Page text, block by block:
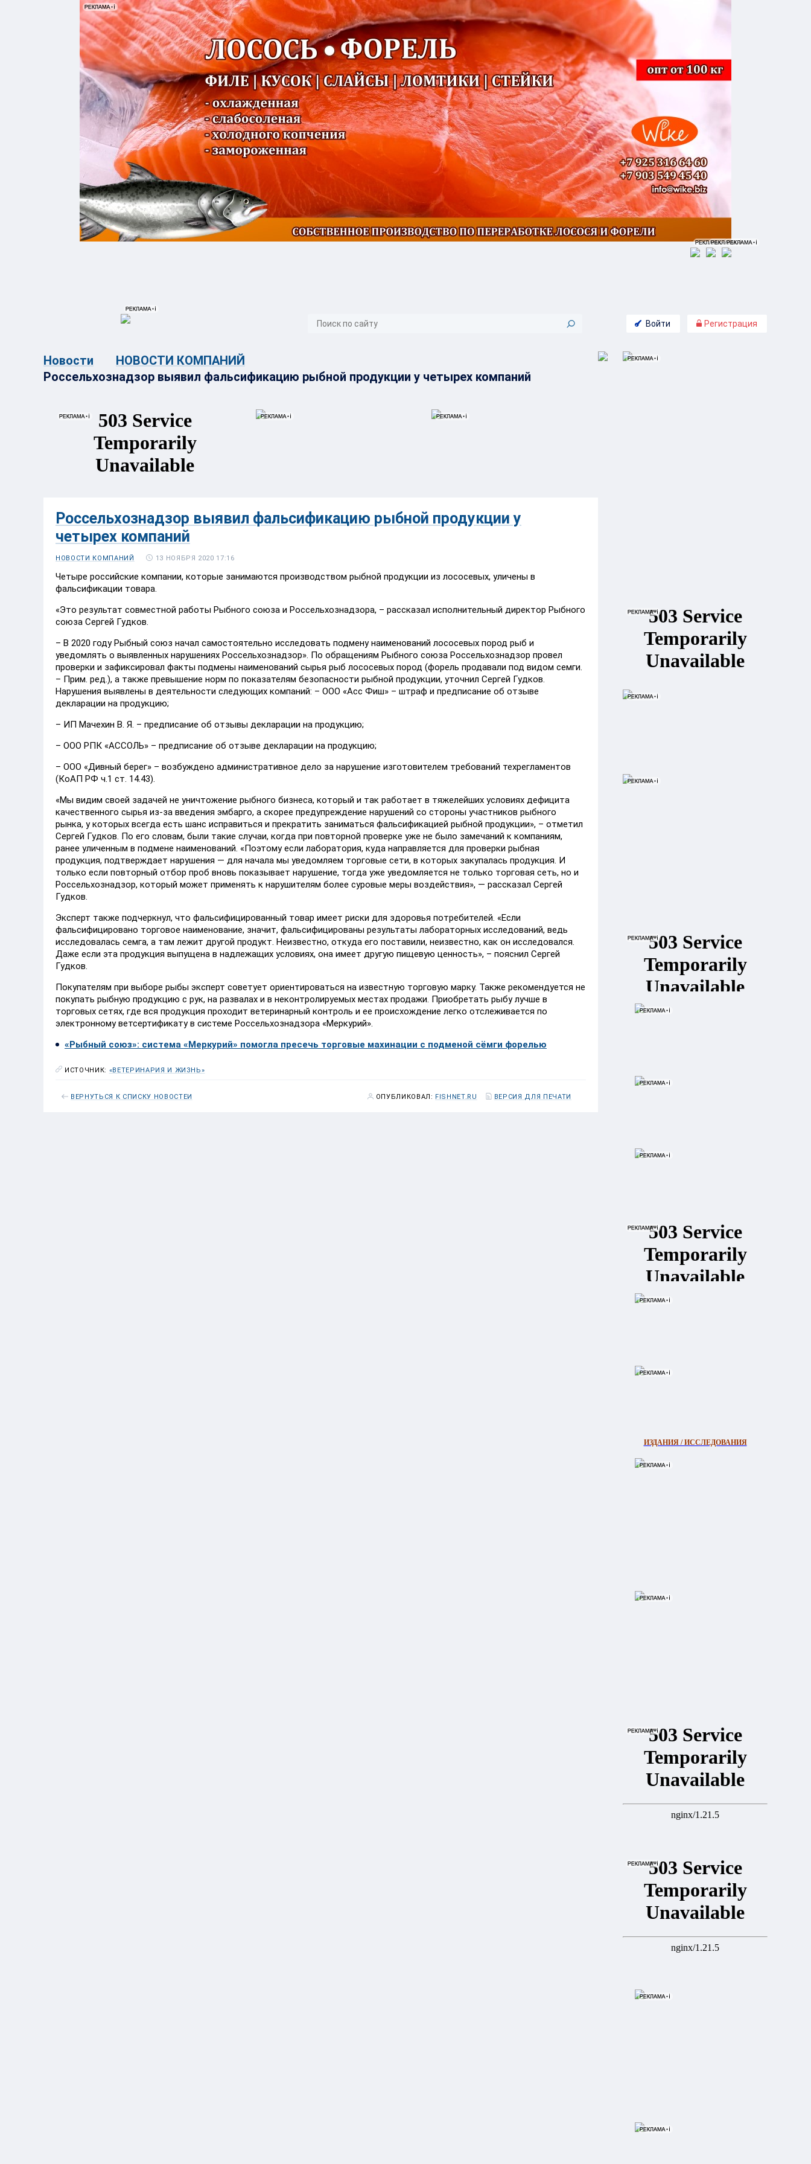
Войти Регистрация
Новости
НОВОСТИ КОМПАНИЙ
Россельхознадзор выявил фальсификацию рыбной продукции у четырех компаний
Россельхознадзор выявил фальсификацию рыбной продукции у
четырех компаний
НОВОСТИ КОМПАНИЙ 13 НОЯБРЯ 2020 17:16
Четыре российские компании, которые занимаются производством рыбной продукции из лососевых, уличены в
фальсификации товара.
«Это результат совместной работы Рыбного союза и Россельхознадзора, – рассказал исполнительный директор Рыбного
союза Сергей Гудков.
– В 2020 году Рыбный союз начал самостоятельно исследовать подмену наименований лососевых пород рыб и
уведомлять о выявленных нарушениях Россельхознадзор». По обращениям Рыбного союза Россельхознадзор провел
проверки и зафиксировал факты подмены наименований сырья рыб лососевых пород (форель продавали под видом семги.
– Прим. ред.), а также превышение норм по показателям безопасности рыбной продукции, уточнил Сергей Гудков.
Нарушения выявлены в деятельности следующих компаний: – ООО «Асс Фиш» – штраф и предписание об отзыве
декларации на продукцию;
– ИП Мачехин В. Я. – предписание об отзывы декларации на продукцию;
– ООО РПК «АССОЛЬ» – предписание об отзыве декларации на продукцию;
– ООО «Дивный берег» – возбуждено административное дело за нарушение изготовителем требований техрегламентов
(КоАП РФ ч.1 ст. 14.43).
«Мы видим своей задачей не уничтожение рыбного бизнеса, который и так работает в тяжелейших условиях дефицита
качественного сырья из-за введения эмбарго, а скорее предупреждение нарушений со стороны участников рыбного
рынка, у которых всегда есть шанс исправиться и прекратить заниматься фальсификацией рыбной продукции», – отметил
Сергей Гудков. По его словам, были такие случаи, когда при повторной проверке уже не было замечаний к компаниям,
ранее уличенным в подмене наименований. «Поэтому если лаборатория, куда направляется для проверки рыбная
продукция, подтверждает нарушения — для начала мы уведомляем торговые сети, в которых закупалась продукция. И
только если повторный отбор проб вновь показывает нарушение, тогда уже уведомляется не только торговая сеть, но и
Россельхознадзор, который может применять к нарушителям более суровые меры воздействия», — рассказал Сергей
Гудков.
Эксперт также подчеркнул, что фальсифицированный товар имеет риски для здоровья потребителей. «Если
фальсифицировано торговое наименование, значит, фальсифицированы результаты лабораторных исследований, ведь
исследовалась семга, а там лежит другой продукт. Неизвестно, откуда его поставили, неизвестно, как он исследовался.
Даже если эта продукция выпущена в надлежащих условиях, она имеет другую пищевую ценность», – пояснил Сергей
Гудков.
Покупателям при выборе рыбы эксперт советует ориентироваться на известную торговую марку. Также рекомендуется не
покупать рыбную продукцию с рук, на развалах и в неконтролируемых местах продажи. Приобретать рыбу лучше в
торговых сетях, где вся продукция проходит ветеринарный контроль и ее происхождение легко отслеживается по
электронному ветсертификату в системе Россельхознадзора «Меркурий».
«Рыбный союз»: система «Меркурий» помогла пресечь торговые махинации с подменой сёмги форелью
ИСТОЧНИК: «ВЕТЕРИНАРИЯ И ЖИЗНЬ»
ВЕРНУТЬСЯ К СПИСКУ НОВОСТЕЙ ОПУБЛИКОВАЛ: FISHNET.RU ВЕРСИЯ ДЛЯ ПЕЧАТИ
ИЗДАНИЯ / ИССЛЕДОВАНИЯ